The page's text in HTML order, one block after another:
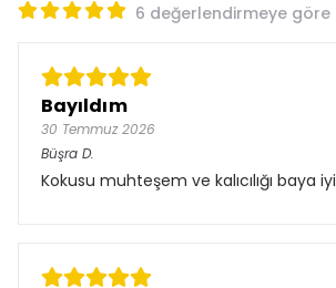
6 değerlendirmeye göre
Bayıldım
30 Temmuz 2026
Büşra D.
Kokusu muhteşem ve kalıcılığı baya iyi